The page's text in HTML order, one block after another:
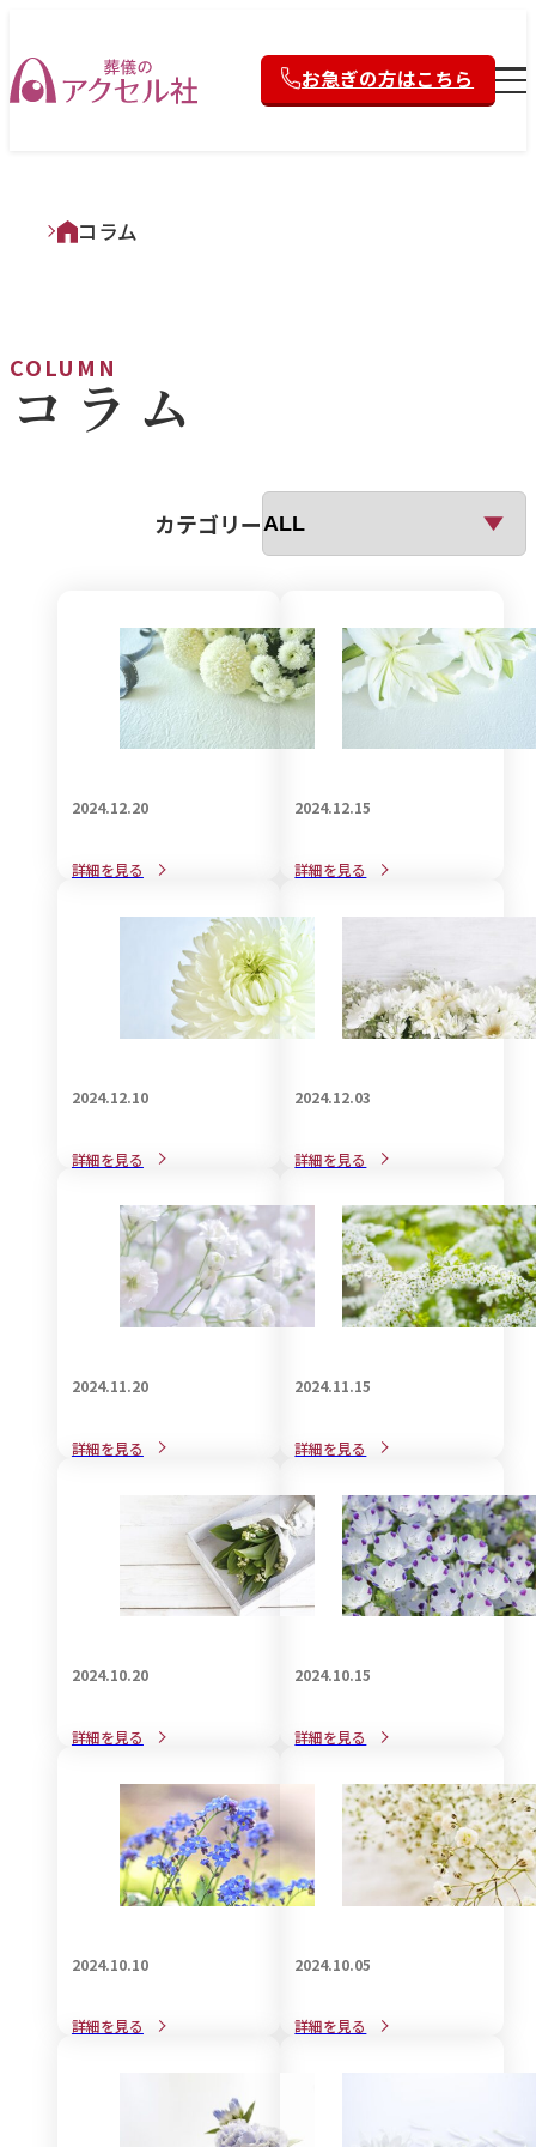
お急ぎの方はこちら
コラム
COLUMN
コラム
カテゴリー
2024.12.20
自筆証書遺言の作成方法と
詳細を見る
2024.12.15
後悔しない遺言書の作成方
詳細を見る
2024.12.10
戒名をご自分で自作される
詳細を見る
2024.12.03
戒名の宗教的な意義と見方
詳細を見る
2024.11.20
葬儀で身につける喪服用バ
詳細を見る
2024.11.15
葬儀で着用する和装の知識
詳細を見る
2024.10.20
知っているようで知らない
詳細を見る
2024.10.15
赤ちゃん連れで葬儀に参列
詳細を見る
2024.10.10
家族葬で受付は必要か不要
詳細を見る
2024.10.05
孫として参列する場合の香
詳細を見る